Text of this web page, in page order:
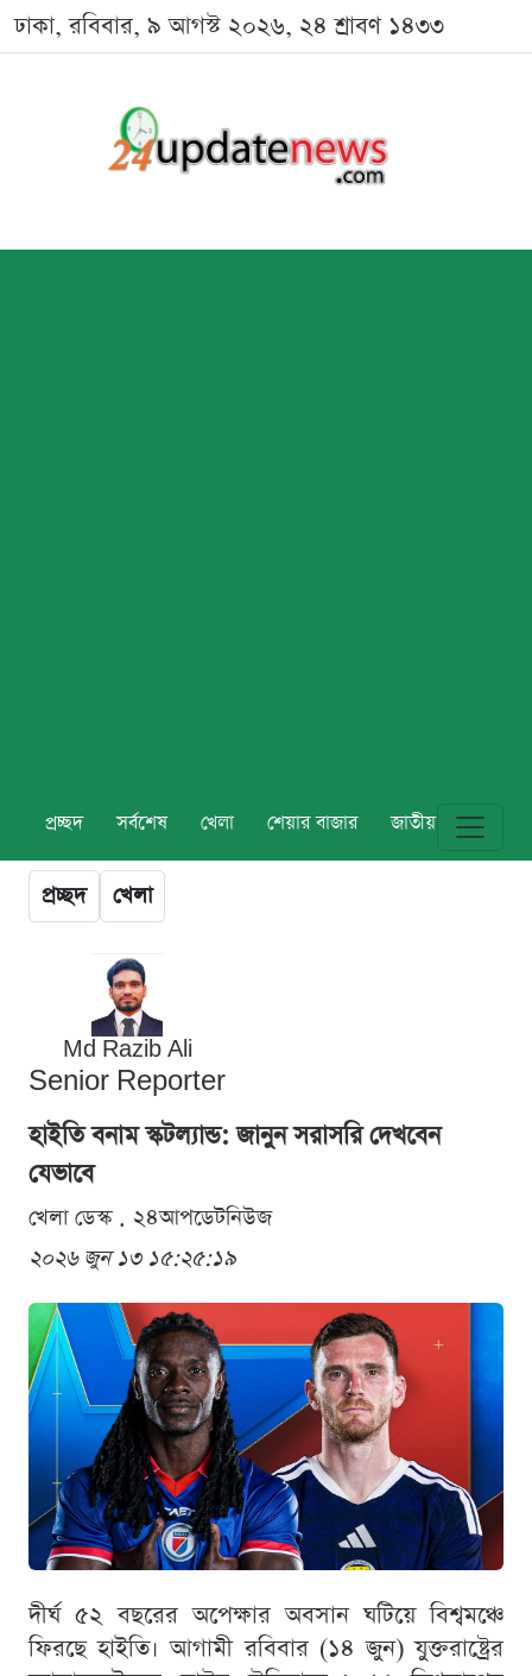
ঢাকা, রবিবার, ৯ আগস্ট ২০২৬, ২৪ শ্রাবণ ১৪৩৩
প্রচ্ছদ সর্বশেষ খেলা শেয়ার বাজার জাতীয় বিশ্ব
প্রচ্ছদ খেলা
Md Razib Ali
Senior Reporter
হাইতি বনাম স্কটল্যান্ড: জানুন সরাসরি দেখবেন
যেভাবে
খেলা ডেস্ক . ২৪আপডেটনিউজ
২০২৬ জুন ১৩ ১৫:২৫:১৯
দীর্ঘ ৫২ বছরের অপেক্ষার অবসান ঘটিয়ে বিশ্বমঞ্চে
ফিরছে হাইতি। আগামী রবিবার (১৪ জুন) যুক্তরাষ্ট্রের